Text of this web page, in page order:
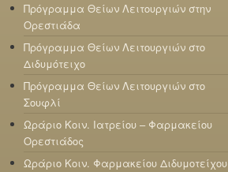
Πρόγραμμα Θείων Λειτουργιών στην
Ορεστιάδα
Πρόγραμμα Θείων Λειτουργιών στο
Διδυμότειχο
Πρόγραμμα Θείων Λειτουργιών στο
Σουφλί
Ωράριο Κοιν. Ιατρείου – Φαρμακείου
Ορεστιάδος
Ωράριο Κοιν. Φαρμακείου Διδυμοτείχου